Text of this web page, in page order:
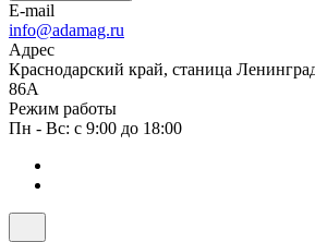
E-mail
info@adamag.ru
Адрес
Краснодарский край, станица
86А
Режим работы
Пн - Вс: с 9:00 до 18:00